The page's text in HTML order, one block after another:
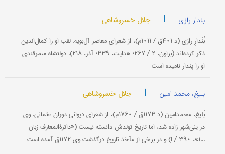
بندار رازی | جلال خسروشاهی
بُنْدارِ رازی (د ۴۰۱ق / ۱۰۱۱م)، از شعرای معاصر آل‌بویه. لقب او را كمال‌الدین
ذكر كرده‌اند (براون، ۲ / ۲۶۷؛ هدایت، ۴۳۹؛ آذر، ۲۱۸). دولتشاه سمرقندی
او را پندار نامیده است
بلیغ، محمد امین | جلال خسروشاهی
بَلیغ، محمدامین (د ۱۱۷۴ق / ۱۷۶۰م)، از شعرای دیوانی دوران عثمانی. وی
در ینی‌شهر زاده شد، اما تاریخ تولدش دانسته نیست («دائرةالمعارف زبان
...۱»، I / ۳۹۰) و در برخی از مآخذ تاریخ درگذشت وی ۱۱۷۲ق آمده است